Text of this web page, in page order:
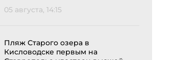
05 августа, 14:15
Пляж Старого озера в
Кисловодске первым на